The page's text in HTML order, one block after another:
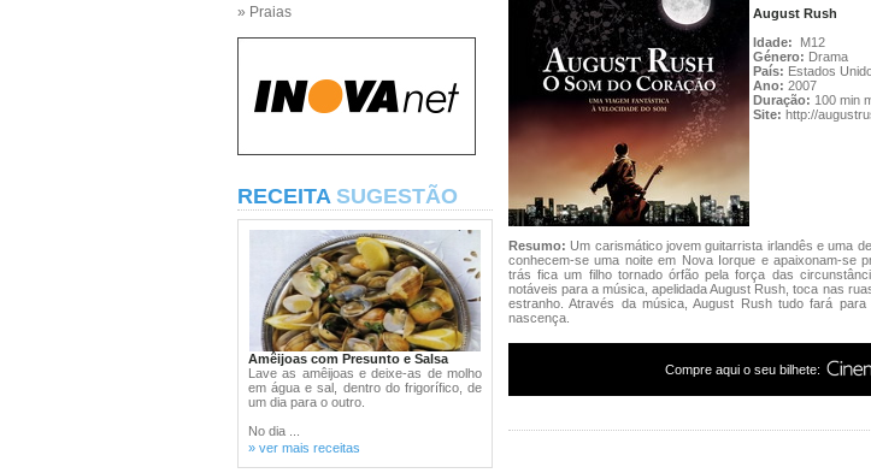
» Praias
RECEITA SUGESTÃO
Amêijoas com Presunto e Salsa
Lave as amêijoas e deixe-as de molho
em água e sal, dentro do frigorífico, de
um dia para o outro.
No dia ...
» ver mais receitas
August Rush
Idade:
M12
Género: Drama
País: Estados
Ano: 2007
Duração: 100 min
Site: http://
Resumo: Um carismático jovem guitarrista irlandês e uma
conhecem-se uma noite em Nova Iorque e apaixonam-se
trás fica um filho tornado órfão pela força das
notáveis para a música, apelidada August Rush, toca nas
estranho. Através da música, August Rush tudo fará
nascença.
Compre aqui o seu bilhete: